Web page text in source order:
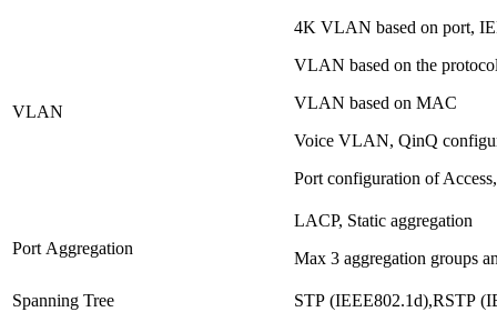
VLAN
4K VLAN based on port,
VLAN based on the
VLAN based on MAC
Voice VLAN, QinQ
Port configuration of
Port Aggregation
LACP, Static aggregation
Max 3 aggregation groups
Spanning Tree STP (IEEE802.1d),RSTP